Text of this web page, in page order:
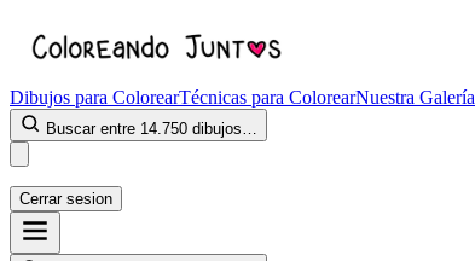
Dibujos para ColorearTécnicas para ColorearNuestra Galería
Buscar entre 14.750 dibujos…
Cerrar sesion